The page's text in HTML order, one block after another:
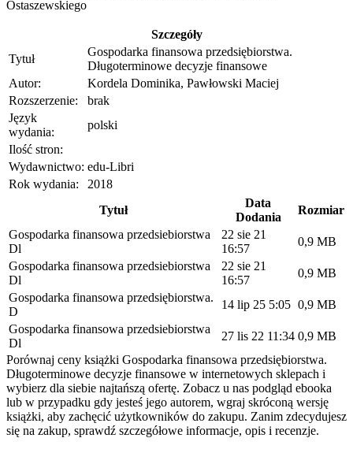
Ostaszewskiego
Szczegóły
Tytuł
Gospodarka finansowa przedsiębiorstwa.
Długoterminowe decyzje finansowe
Autor:
Kordela Dominika, Pawłowski Maciej
Rozszerzenie:
brak
Język
wydania:
polski
Ilość stron:
Wydawnictwo: edu-Libri
Rok wydania:
2018
Tytuł
Data
Dodania
Rozmiar
Gospodarka finansowa przedsiebiorstwa
Dl
22 sie 21
16:57
0,9 MB
Gospodarka finansowa przedsiebiorstwa
Dl
22 sie 21
16:57
0,9 MB
Gospodarka finansowa przedsiębiorstwa.
D
14 lip 25 5:05 0,9 MB
Gospodarka finansowa przedsiebiorstwa
Dl
27 lis 22 11:34 0,9 MB
Porównaj ceny książki Gospodarka finansowa przedsiębiorstwa.
Długoterminowe decyzje finansowe w internetowych sklepach i
wybierz dla siebie najtańszą ofertę. Zobacz u nas podgląd ebooka
lub w przypadku gdy jesteś jego autorem, wgraj skróconą wersję
książki, aby zachęcić użytkowników do zakupu. Zanim zdecydujesz
się na zakup, sprawdź szczegółowe informacje, opis i recenzje.